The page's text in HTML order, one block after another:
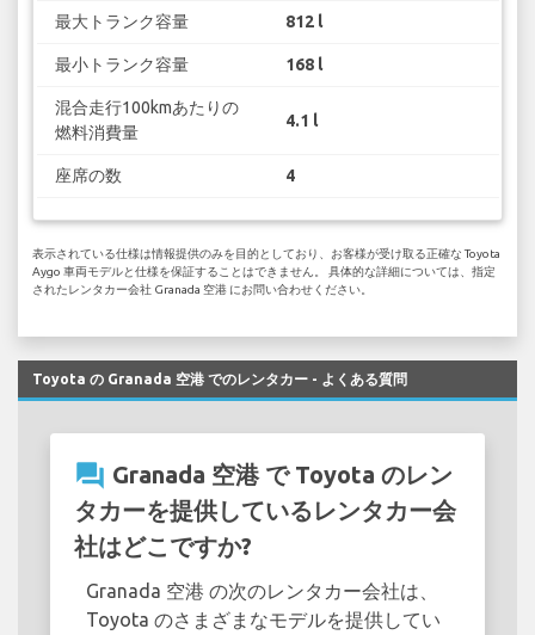
最大トランク容量 812 l
最小トランク容量 168 l
混合走行100kmあたりの
燃料消費量
4.1 l
座席の数 4
表示されている仕様は情報提供のみを目的としており、お客様が受け取る正確な Toyota
Aygo 車両モデルと仕様を保証することはできません。 具体的な詳細については、指定
されたレンタカー会社 Granada 空港 にお問い合わせください。
Toyota の Granada 空港 でのレンタカー - よくある質問
question_answer Granada 空港 で Toyota のレン
タカーを提供しているレンタカー会
社はどこですか?
Granada 空港 の次のレンタカー会社は、
Toyota のさまざまなモデルを提供してい